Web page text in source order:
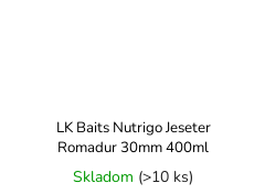
LK Baits Nutrigo Jeseter
Romadur 30mm 400ml
Skladom (>10 ks)